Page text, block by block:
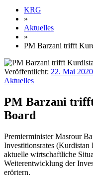
KRG
»
Aktuelles
»
PM Barzani trifft
Veröffentlicht: 22. Mai 2020
Aktuelles
PM Barzani
Board
Premierminister Masrour
Investitionsrates
aktuelle wirtschaftliche
Weiterentwicklung der
erörtern.